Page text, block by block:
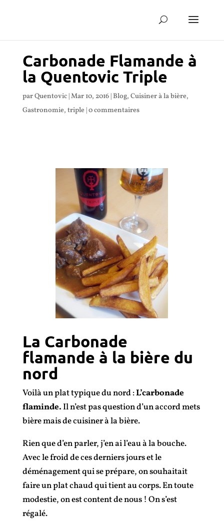
Carbonade Flamande à
la Quentovic Triple
parQuentovic|Mar 10, 2016|Blog, Cuisiner à la bière,
Gastronomie, triple |0 commentaires
La Carbonade
flamande à la bière du
nord
Voilà un plat typique du nord :L’carbonade
flaminde. Il n’est pas question d’un accord mets
bière mais de cuisiner à la bière.
Rien que d’en parler, j’en ai l’eau à la bouche.
Avec le froid de ces derniers jours et le
déménagement qui se prépare, on souhaitait
faire un plat chaud qui tient au corps. En toute
modestie, on est content de nous ! On s’est
régalé.